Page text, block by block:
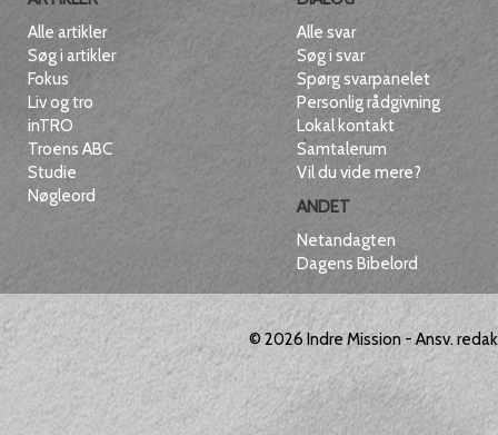
Alle artikler
Søg i artikler
Fokus
Liv og tro
inTRO
Troens ABC
Studie
Nøgleord
Alle svar
Søg i svar
Spørg svarpanelet
Personlig rådgivning
Lokal kontakt
Samtalerum
Vil du vide mere?
ANDET
Netandagten
Dagens Bibelord
© 2026 Indre Mission- Ansv.